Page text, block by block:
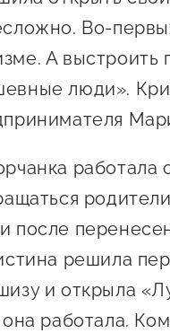
Во-
А выстроить
люди».
после
решила
и открыла
работала.